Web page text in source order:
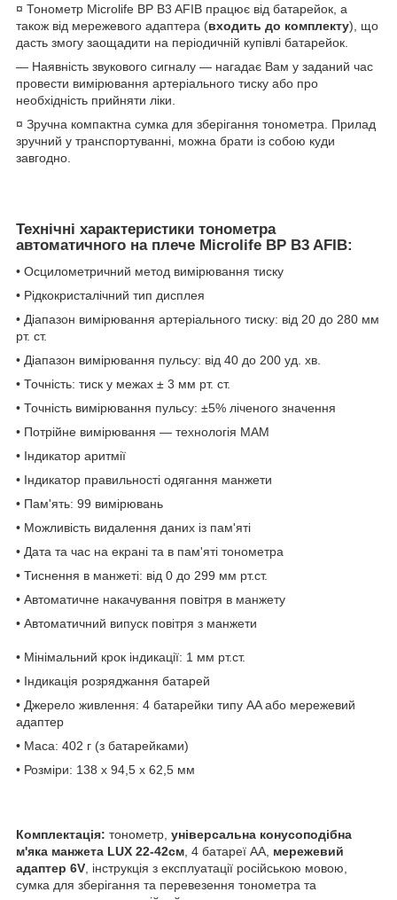
¤ Тонометр Microlife BP B3 AFIB працює від батарейок, а
також від мережевого адаптера (входить до комплекту), що
дасть змогу заощадити на періодичній купівлі батарейок.
— Наявність звукового сигналу — нагадає Вам у заданий час
провести вимірювання артеріального тиску або про
необхідність прийняти ліки.
¤ Зручна компактна сумка для зберігання тонометра. Прилад
зручний у транспортуванні, можна брати із собою куди
завгодно.
Технічні характеристики тонометра
автоматичного на плече Microlife BP B3 AFIB:
• Осцилометричний метод вимірювання тиску
• Рідкокристалічний тип дисплея
• Діапазон вимірювання артеріального тиску: від 20 до 280 мм
рт. ст.
• Діапазон вимірювання пульсу: від 40 до 200 уд. хв.
• Точність: тиск у межах ± 3 мм рт. ст.
• Точність вимірювання пульсу: ±5% ліченого значення
• Потрійне вимірювання — технологія МАМ
• Індикатор аритмії
• Індикатор правильності одягання манжети
• Пам'ять: 99 вимірювань
• Можливість видалення даних із пам'яті
• Дата та час на екрані та в пам'яті тонометра
• Тиснення в манжеті: від 0 до 299 мм рт.ст.
• Автоматичне накачування повітря в манжету
• Автоматичний випуск повітря з манжети
• Мінімальний крок індикації: 1 мм рт.ст.
• Індикація розряджання батарей
• Джерело живлення: 4 батарейки типу AA або мережевий
адаптер
• Маса: 402 г (з батарейками)
• Розміри: 138 x 94,5 x 62,5 мм
Комплектація: тонометр, універсальна конусоподібна
м'яка манжета LUX 22-42см, 4 батареї АА, мережевий
адаптер 6V, інструкція з експлуатації російською мовою,
сумка для зберігання та перевезення тонометра та